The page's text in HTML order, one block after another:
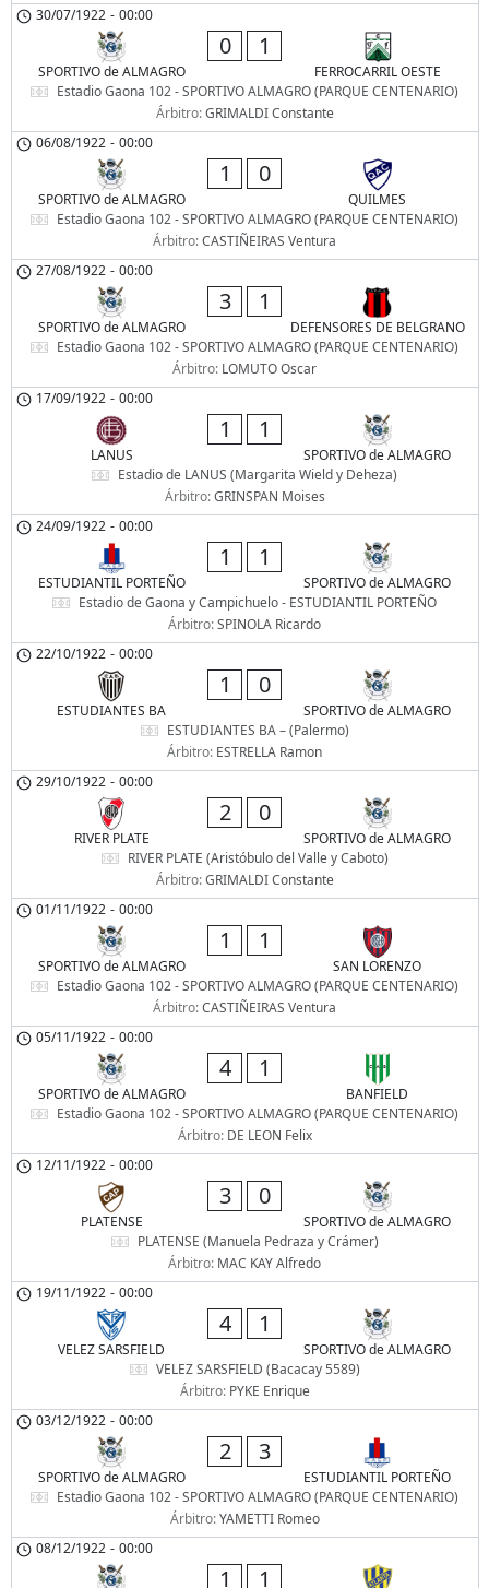
30/07/1922 - 00:00
SPORTIVO de ALMAGRO
0 1
FERROCARRIL OESTE
Estadio Gaona 102 - SPORTIVO ALMAGRO (PARQUE CENTENARIO)
Árbitro:GRIMALDI Constante
06/08/1922 - 00:00
SPORTIVO de ALMAGRO
1 0
QUILMES
Estadio Gaona 102 - SPORTIVO ALMAGRO (PARQUE CENTENARIO)
Árbitro:CASTIÑEIRAS Ventura
27/08/1922 - 00:00
SPORTIVO de ALMAGRO
3 1
DEFENSORES DE BELGRANO
Estadio Gaona 102 - SPORTIVO ALMAGRO (PARQUE CENTENARIO)
Árbitro: LOMUTO Oscar
17/09/1922 - 00:00
LANUS
1 1
SPORTIVO de ALMAGRO
Estadio de LANUS (Margarita Wield y Deheza)
Árbitro:GRINSPAN Moises
24/09/1922 - 00:00
ESTUDIANTIL PORTEÑO
1 1
SPORTIVO de ALMAGRO
Estadio de Gaona y Campichuelo - ESTUDIANTIL PORTEÑO
Árbitro:SPINOLA Ricardo
22/10/1922 - 00:00
ESTUDIANTES BA
1 0
SPORTIVO de ALMAGRO
ESTUDIANTES BA – (Palermo)
Árbitro: ESTRELLA Ramon
29/10/1922 - 00:00
RIVER PLATE
2 0
SPORTIVO de ALMAGRO
RIVER PLATE (Aristóbulo del Valle y Caboto)
Árbitro:GRIMALDI Constante
01/11/1922 - 00:00
SPORTIVO de ALMAGRO
1 1
SAN LORENZO
Estadio Gaona 102 - SPORTIVO ALMAGRO (PARQUE CENTENARIO)
Árbitro:CASTIÑEIRAS Ventura
05/11/1922 - 00:00
SPORTIVO de ALMAGRO
4 1
BANFIELD
Estadio Gaona 102 - SPORTIVO ALMAGRO (PARQUE CENTENARIO)
Árbitro: DE LEON Felix
12/11/1922 - 00:00
PLATENSE
3 0
SPORTIVO de ALMAGRO
PLATENSE (Manuela Pedraza y Crámer)
Árbitro: MAC KAY Alfredo
19/11/1922 - 00:00
VELEZ SARSFIELD
4 1
SPORTIVO de ALMAGRO
VELEZ SARSFIELD (Bacacay 5589)
Árbitro: PYKE Enrique
03/12/1922 - 00:00
SPORTIVO de ALMAGRO
2 3
ESTUDIANTIL PORTEÑO
Estadio Gaona 102 - SPORTIVO ALMAGRO (PARQUE CENTENARIO)
Árbitro:YAMETTI Romeo
08/12/1922 - 00:00
1 1